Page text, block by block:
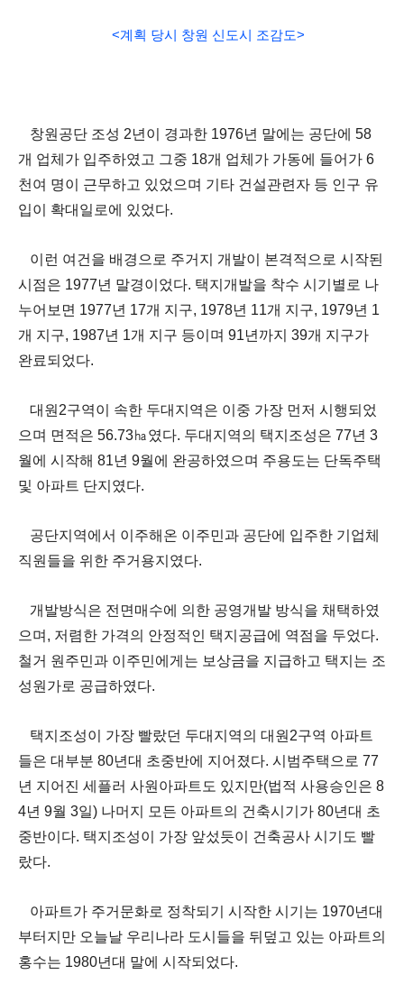
<계 획 당시 창원 신도시 조감도>
창원공단 조성 2년이 경과한 1976년 말에는 공단에58
개 업체가 입주하였고 그중 18개 업체가 가동에 들어가 6
천여 명이 근무하고 있었으며 기타 건설관련자 등 인구 유
입이 확대일로에 있었다.
이런 여건을 배경으로 주거지 개발이 본격적으로 시작된
시점은 1977년 말경이었다. 택지개발을 착수 시기별로 나
누어보면 1977년 17개 지구, 1978년 11개 지구, 1979년 1
개 지구, 1987년 1개 지구 등이며 91년까지 39개 지구가
완료되었다.
대원 2구역이 속한 두대지역은 이중 가장 먼저 시행되었
으며 면적은 56.73㏊였다. 두대지역의 택지조성은 77년 3
월에 시작해 81년 9월에 완공하였으며 주용도는 단독주택
및 아파트 단지였다.
공단지역에서 이주해온 이주민과 공단에 입주한 기업체
직원들을 위한 주거용지였다.
개발방식은 전면매수에 의한 공영개발 방식을 채택하였
으며 , 저렴한 가격의 안정적인 택지공급에 역점을 두었다.
철거 원주민과 이주민에게는 보상금을 지급하고 택지는 조
성원가로 공급하였다.
택지조성이 가장 빨랐던 두대지역의 대원 2구역 아파트
들은 대부분 80년대 초중반에 지어졌다. 시범주택으로 77
년 지어진 세플러 사원아파트도 있지만(법적 사용승인은 8
4년 9월 3일) 나머지 모든 아파트의 건축시기가 80년대 초
중반이다. 택지조성이 가장 앞섰듯이 건축공사 시기도 빨
랐다.
아파트가 주거문화로 정착되기 시작한 시기는 1970년대
부터지만 오늘날 우리나라 도시들을 뒤덮고 있는 아파트의
홍수는 1980년대 말에 시작되었다.